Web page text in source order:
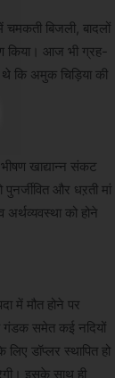
बिजली, बादलों
किया। आज भी ग्रह-
कि अमुक चिड़िया की
खाद्यान्न संकट
और धऱती मां
को होने
में मौत होने पर
गंडक समेत कई नदियों
डॉप्लर स्थापित हो
इसके साथ ही